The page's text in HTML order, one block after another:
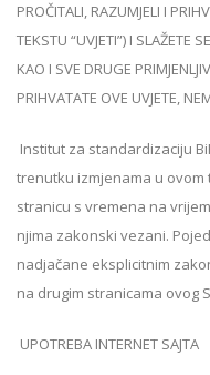
PROČITALI, RAZUMJELI I
TEKSTU “UVJETI”) I SLAŽETE
KAO I SVE DRUGE
PRIHVATATE OVE UVJETE,
Institut za standardizaciju
trenutku izmjenama u
stranicu s vremena na
njima zakonski vezani.
nadjačane eksplicitnim
na drugim stranicama ovog
UPOTREBA INTERNET SAJTA